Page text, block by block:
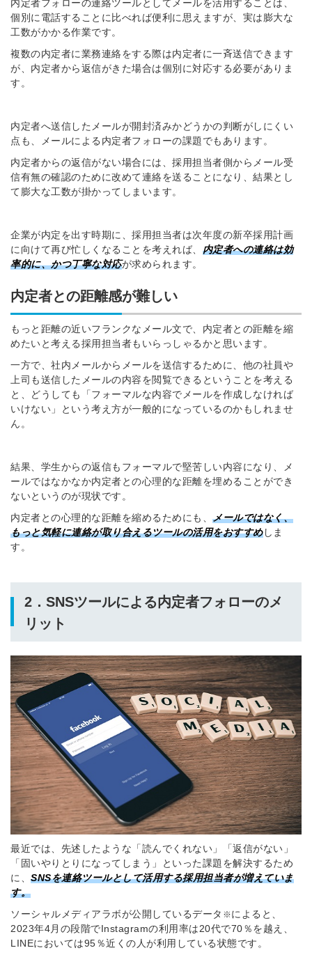
内定者フォローの連絡ツールとしてメールを活用することは、
個別に電話することに比べれば便利に思えますが、実は膨大な
工数がかかる作業です。
複数の内定者に業務連絡をする際は内定者に一斉送信できます
が、内定者から返信がきた場合は個別に対応する必要がありま
す。
内定者へ送信したメールが開封済みかどうかの判断がしにくい
点も、メールによる内定者フォローの課題でもあります。
内定者からの返信がない場合には、採用担当者側からメール受
信有無の確認のために改めて連絡を送ることになり、結果とし
て膨大な工数が掛かってしまいます。
企業が内定を出す時期に、採用担当者は次年度の新卒採用計画
に向けて再び忙しくなることを考えれば、 内定者への連絡は効
率的に、かつ丁寧な対応が求められます。
内定者との距離感が難しい
もっと距離の近いフランクなメール文で、内定者との距離を縮
めたいと考える採用担当者もいらっしゃるかと思います。
一方で、社内メールからメールを送信するために、他の社員や
上司も送信したメールの内容を閲覧できるということを考える
と、どうしても「フォーマルな内容でメールを作成しなければ
いけない」という考え方が一般的になっているのかもしれませ
ん。
結果、学生からの返信もフォーマルで堅苦しい内容になり、メ
ールではなかなか内定者との心理的な距離を埋めることができ
ないというのが現状です。
内定者との心理的な距離を縮めるためにも、 メールではなく、
もっと気軽に連絡が取り合えるツールの活用をおすすめしま
す。
2．SNSツールによる内定者フォローのメ
リット
最近では、先述したような「読んでくれない」「返信がない」
「固いやりとりになってしまう」といった課題を解決するため
に、 SNSを連絡ツールとして活用する採用担当者が増えていま
す。
ソーシャルメディアラボが公開しているデータ ※によると、
2023年4月の段階でInstagramの利用率は20代で70％を越え、
LINEにおいては95％近くの人が利用している状態です。